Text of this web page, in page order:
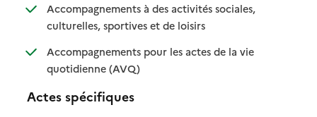
Accompagnements à des activités sociales,
culturelles, sportives et de loisirs: disponible
: non disponible
Accompagnements pour les actes de la vie
quotidienne (AVQ): disponible
: non disponible
Actes spécifiques